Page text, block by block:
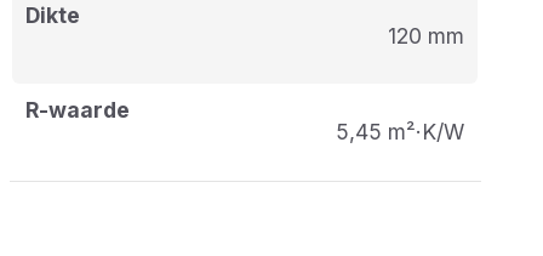
Dikte
120 mm
R-waarde
5,45 m²·K/W